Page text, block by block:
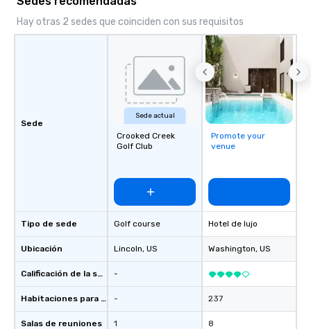
Hay otras 2 sedes que coinciden con sus requisitos
Sede
Tipo de sede
Ubicación
Calificación de la sede
Habitaciones para huéspedes
Salas de reuniones
Sede actual
Crooked Creek
Golf Club
Golf course
Lincoln, US
-
-
1
Promote your
venue
Hotel de lujo
Washington, US
237
8